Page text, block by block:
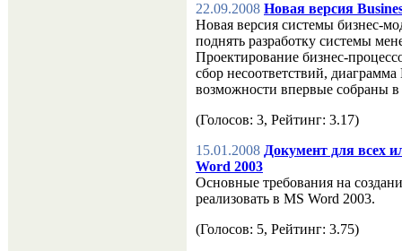
22.09.2008 Новая версия
Новая версия системы бизнес-
поднять разработку системы
Проектирование бизнес-
сбор несоответствий,
возможности впервые собраны
(Голосов: 3, Рейтинг: 3.17)
15.01.2008 Документ для всех
Word 2003
Основные требования на
реализовать в MS Word 2003.
(Голосов: 5, Рейтинг: 3.75)